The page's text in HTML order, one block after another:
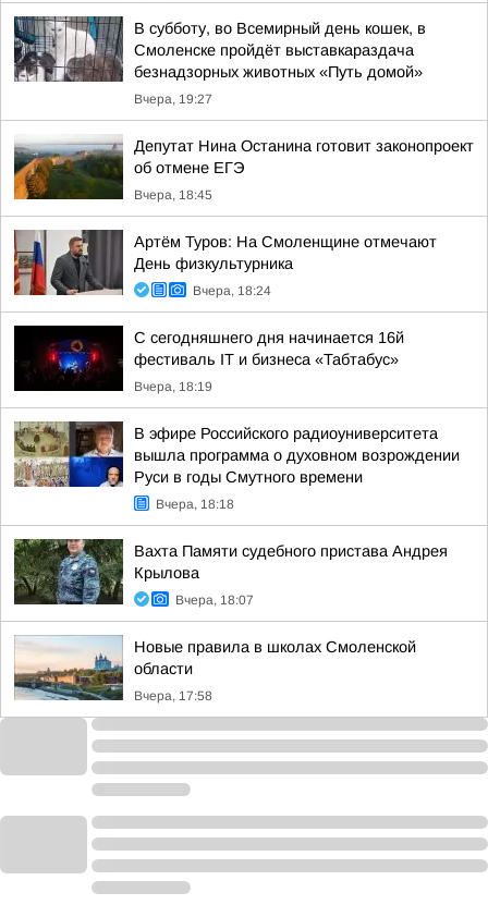
В субботу, во Всемирный день кошек, в
Смоленске пройдёт выставкараздача
безнадзорных животных «Путь домой»
Вчера, 19:27
Депутат Нина Останина готовит законопроект
об отмене ЕГЭ
Вчера, 18:45
Артём Туров: На Смоленщине отмечают
День физкультурника
Вчера, 18:24
С сегодняшнего дня начинается 16й
фестиваль IT и бизнеса «Табтабус»
Вчера, 18:19
В эфире Российского радиоуниверситета
вышла программа о духовном возрождении
Руси в годы Смутного времени
Вчера, 18:18
Вахта Памяти судебного пристава Андрея
Крылова
Вчера, 18:07
Новые правила в школах Смоленской
области
Вчера, 17:58